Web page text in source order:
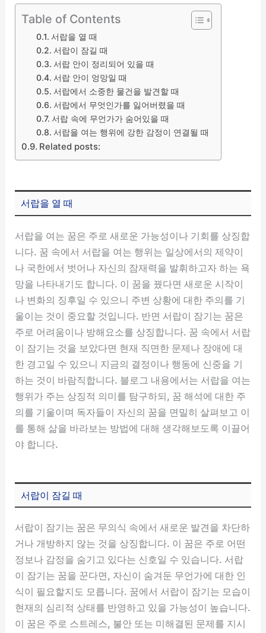
Table of Contents
서랍을 열 때
서랍이 잠길 때
서랍 안이 정리되어 있을 때
서랍 안이 엉망일 때
서랍에서 소중한 물건을 발견할 때
서랍에서 무엇인가를 잃어버렸을 때
서랍 속에 무언가가 숨어있을 때
서랍을 여는 행위에 강한 감정이 연결될 때
Related posts:
서랍을 열 때
서랍을 여는 꿈은 주로 새로운 가능성이나 기회를 상징합
니다. 꿈 속에서 서랍을 여는 행위는 일상에서의 제약이
나 국한에서 벗어나 자신의 잠재력을 발휘하고자 하는 욕
망을 나타내기도 합니다. 이 꿈을 꿨다면 새로운 시작이
나 변화의 징후일 수 있으니 주변 상황에 대한 주의를 기
울이는 것이 중요할 것입니다. 반면 서랍이 잠기는 꿈은
주로 어려움이나 방해요소를 상징합니다. 꿈 속에서 서랍
이 잠기는 것을 보았다면 현재 직면한 문제나 장애에 대
한 경고일 수 있으니 지금의 결정이나 행동에 신중을 기
하는 것이 바람직합니다. 블로그 내용에서는 서랍을 여는
행위가 주는 상징적 의미를 탐구하되, 꿈 해석에 대한 주
의를 기울이며 독자들이 자신의 꿈을 면밀히 살펴보고 이
를 통해 삶을 바라보는 방법에 대해 생각해보도록 이끌어
야 합니다.
서랍이 잠길 때
서랍이 잠기는 꿈은 무의식 속에서 새로운 발견을 차단하
거나 개방하지 않는 것을 상징합니다. 이 꿈은 주로 어떤
정보나 감정을 숨기고 있다는 신호일 수 있습니다. 서랍
이 잠기는 꿈을 꾼다면, 자신이 숨겨둔 무언가에 대한 인
식이 필요할지도 모릅니다. 꿈에서 서랍이 잠기는 모습이
현재의 심리적 상태를 반영하고 있을 가능성이 높습니다.
이 꿈은 주로 스트레스, 불안 또는 미해결된 문제를 지시